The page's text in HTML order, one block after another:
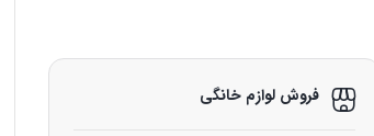
فروش لوازم خانگی